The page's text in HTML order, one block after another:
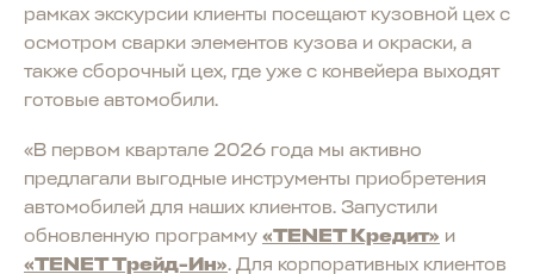
рамках экскурсии клиенты посещают кузовной цех с
осмотром сварки элементов кузова и окраски, а
также сборочный цех, где уже с конвейера выходят
готовые автомобили.
«В первом квартале 2026 года мы активно
предлагали выгодные инструменты приобретения
автомобилей для наших клиентов. Запустили
обновленную программу «TENET Кредит» и
«TENET Трейд-Ин». Для корпоративных клиентов